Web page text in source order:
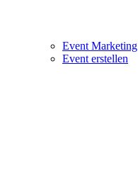
Event Marketing
Event erstellen